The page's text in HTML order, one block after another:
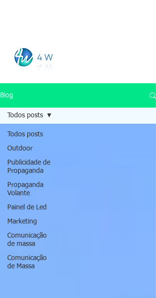
Blog
Todos posts
Outdoor
Publicidade de
Propaganda
Propaganda
Volante
Painel de Led
Marketing
Comunicação
de massa
Comunicação
de Massa
Todos posts